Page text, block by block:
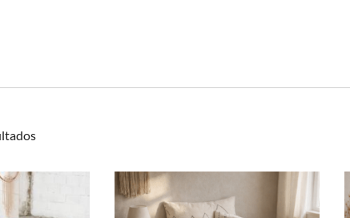
Ordenado
popularidad